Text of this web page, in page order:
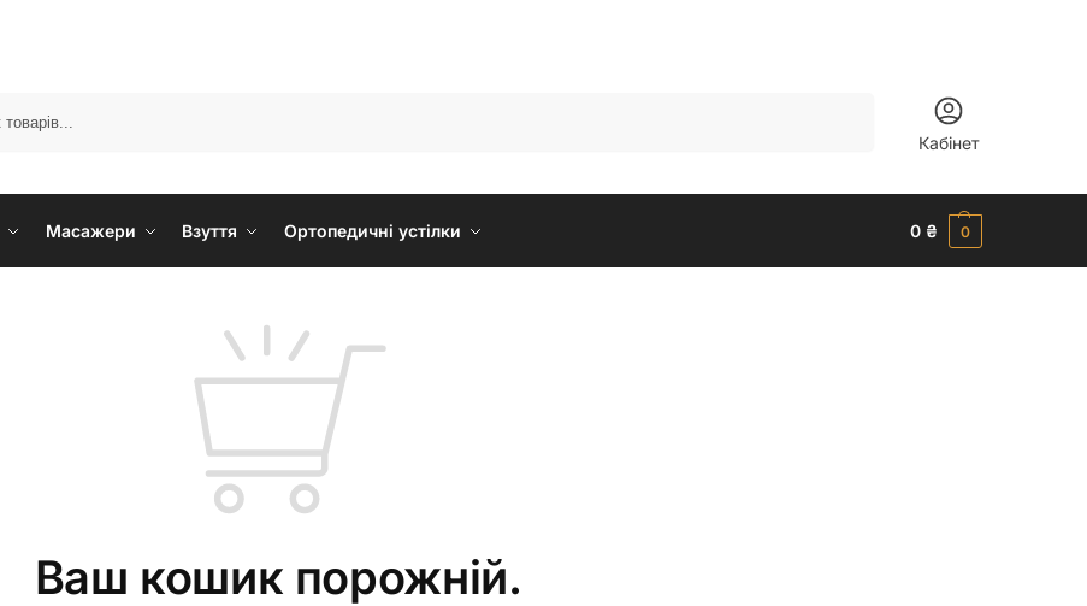
Кабінет
Масажери Взуття Ортопедичні устілки 0 ₴ 0
Ваш кошик порожній.